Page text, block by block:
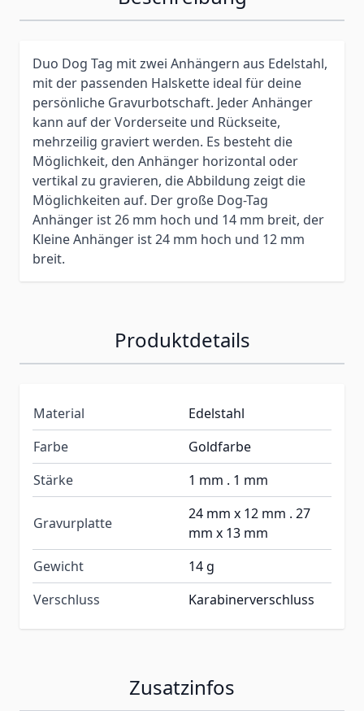
Duo Dog Tag mit zwei Anhängern aus Edelstahl,
mit der passenden Halskette ideal für deine
persönliche Gravurbotschaft. Jeder Anhänger
kann auf der Vorderseite und Rückseite,
mehrzeilig graviert werden. Es besteht die
Möglichkeit, den Anhänger horizontal oder
vertikal zu gravieren, die Abbildung zeigt die
Möglichkeiten auf. Der große Dog-Tag
Anhänger ist 26 mm hoch und 14 mm breit, der
Kleine Anhänger ist 24 mm hoch und 12 mm
breit.
Produktdetails
Material
Edelstahl
Farbe
Goldfarbe
Stärke
1 mm . 1 mm
Gravurplatte
24 mm x 12 mm . 27
mm x 13 mm
Gewicht
14 g
Verschluss
Karabinerverschluss
Zusatzinfos